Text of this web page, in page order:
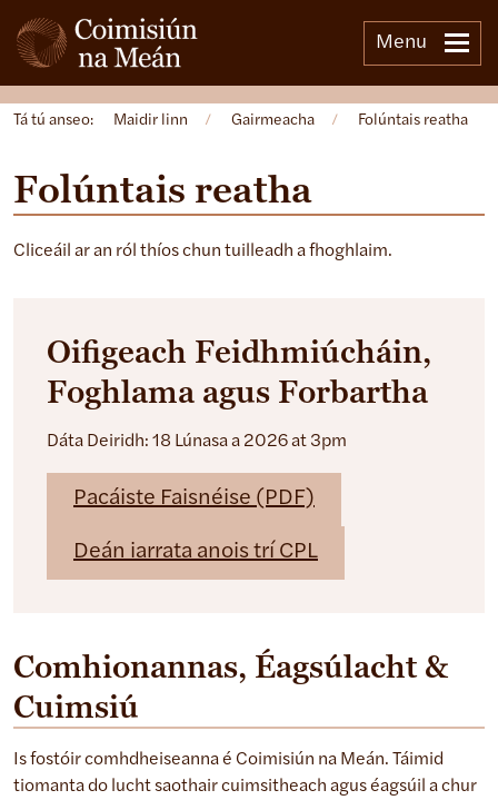
Menu
Tá tú anseo: Maidir linn / Gairmeacha / Folúntais reatha
Folúntais reatha
Cliceáil ar an ról thíos chun tuilleadh a fhoghlaim.
Oifigeach Feidhmiúcháin,
Foghlama agus Forbartha
Dáta Deiridh: 18 Lúnasa a 2026 at 3pm
Pacáiste Faisnéise (PDF)
Deán iarrata anois trí CPL
Comhionannas, Éagsúlacht &
Cuimsiú
Is fostóir comhdheiseanna é Coimisiún na Meán. Táimid
tiomanta do lucht saothair cuimsitheach agus éagsúil a chur